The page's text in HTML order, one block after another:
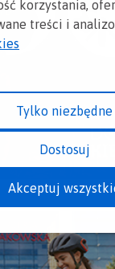
korzystania,
treści i
Tylko niezbędne
Dostosuj
Akceptuj